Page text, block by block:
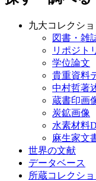
九大コレクシ
図書・雑
リポジト
学位論文
貴重資料
中村哲著
蔵書印画
炭鉱画像
水素材料
麻生家文
世界の文献
データベース
所蔵コレクシ